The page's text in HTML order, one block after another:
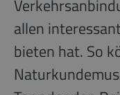
allen
bieten hat. So